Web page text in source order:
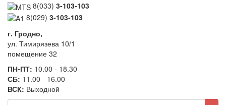
8(033) 3-103-103
8(029) 3-103-103
г. Гродно,
ул. Тимирязева 10/1
помещение 32
ПН-ПТ: 10.00 - 18.30
СБ: 11.00 - 16.00
ВСК: Выходной